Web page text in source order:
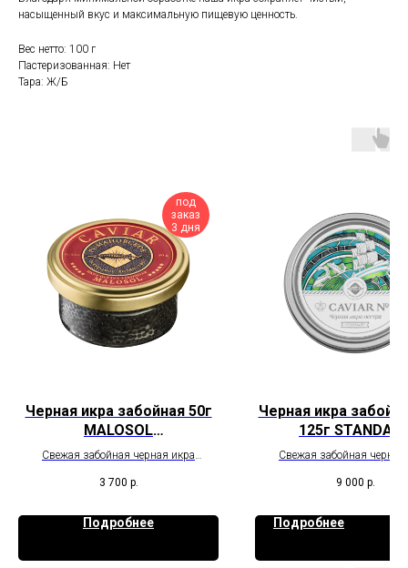
насыщенный вкус и максимальную пищевую ценность.
Вес нетто: 100 г
Пастеризованная: Нет
Тара: Ж/Б
под
заказ
3 дня
Черная икра забойная 50г
MALOSOL
непастеризованная
Свежая забойная черная икра
3 700 р.
Подробнее
Черная икра
125г
Свежая забойная черная
9 000 р.
Подробнее